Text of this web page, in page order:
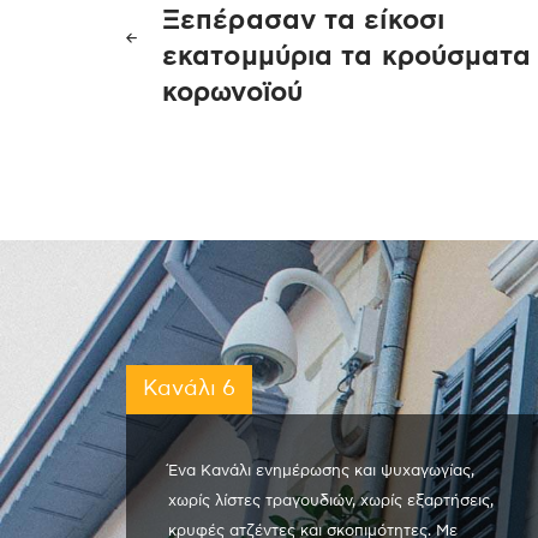
άρθρων
Ξεπέρασαν τα είκοσι
εκατομμύρια τα κρούσματα
κορωνοϊού
Κανάλι 6
Ένα Κανάλι ενημέρωσης και ψυχαγωγίας,
χωρίς λίστες τραγουδιών, χωρίς εξαρτήσεις,
κρυφές ατζέντες και σκοπιμότητες. Με